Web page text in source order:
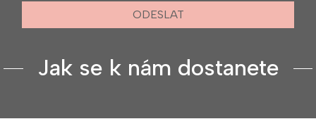
ODESLAT
Jak se k nám dostanete